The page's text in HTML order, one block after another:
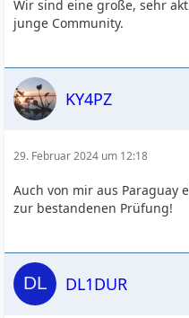
Wir sind eine große, sehr
junge Community.
KY4PZ
29. Februar 2024 um 12:18
Auch von mir aus Paraguay
zur bestandenen Prüfung!
DL1DUR